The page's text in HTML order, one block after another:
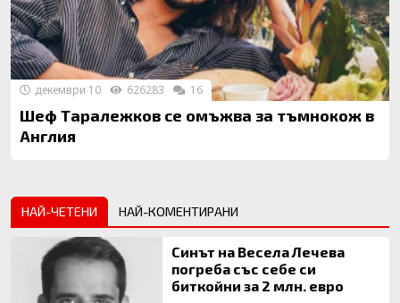
Шеф Таралежков се омъжва за тъмнокож в
Англия
декември 10 626283 16
НАЙ-ЧЕТЕНИ НАЙ-КОМЕНТИРАНИ
Синът на Весела Лечева
погреба със себе си
биткойни за 2 млн. евро